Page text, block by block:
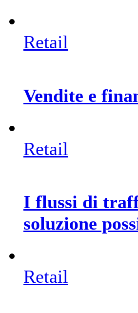
Retail
Vendite e
Retail
I flussi di
soluzione
Retail